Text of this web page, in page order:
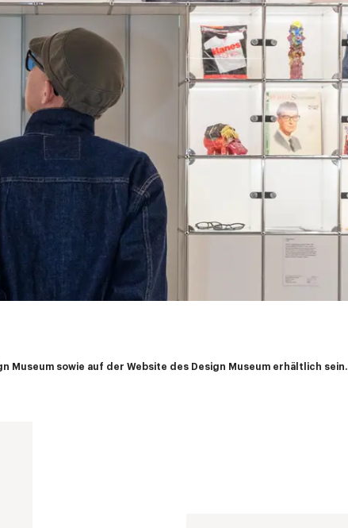
Museum sowie auf der Website des Design Museum erhältlich sein.